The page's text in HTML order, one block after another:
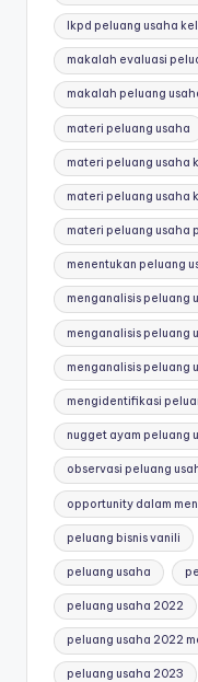
lkpd peluang usaha
makalah evaluasi
makalah peluang
materi peluang usaha
materi peluang usaha
materi peluang usaha
materi peluang usaha
menentukan peluang
menganalisis peluang
menganalisis peluang
menganalisis peluang
mengidentifikasi
nugget ayam peluang
observasi peluang
opportunity dalam
peluang bisnis vanili
peluang usaha
peluang usaha 2022
peluang usaha 2022
peluang usaha 2023